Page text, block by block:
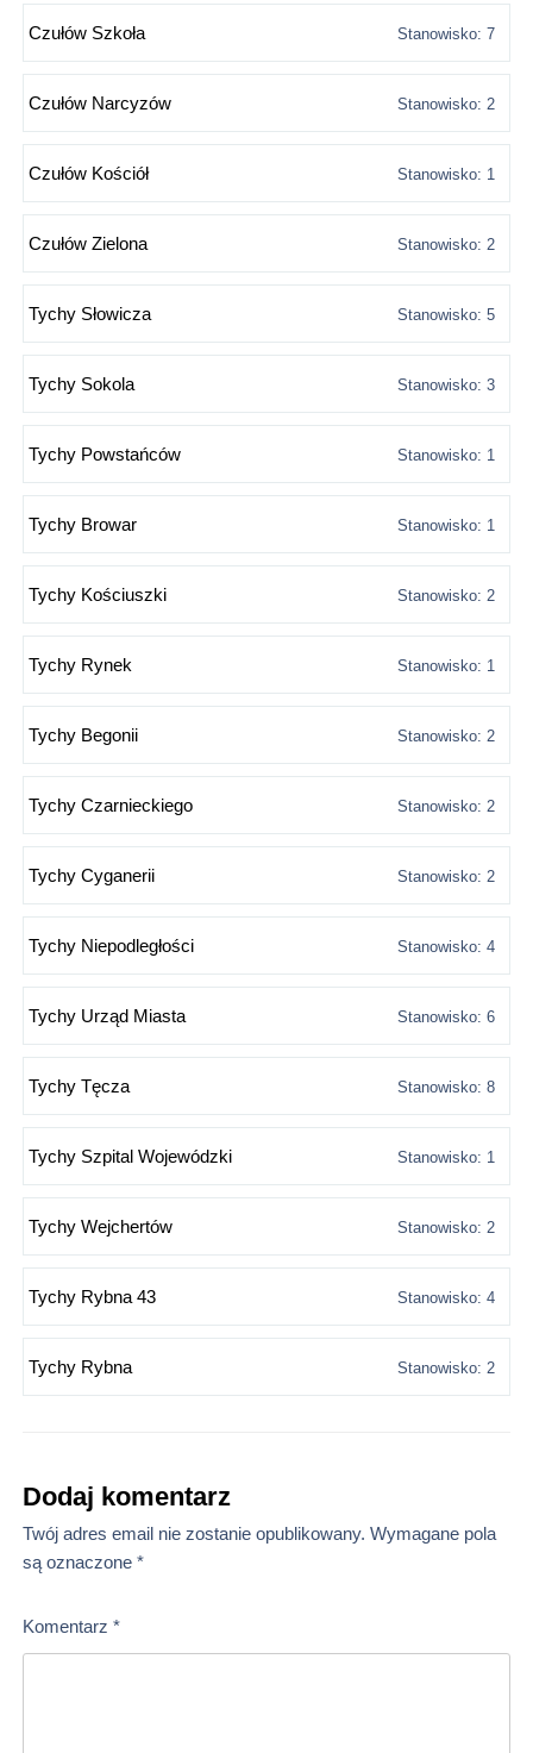
Czułów Szkoła Stanowisko: 7
Czułów Narcyzów Stanowisko: 2
Czułów Kościół Stanowisko: 1
Czułów Zielona Stanowisko: 2
Tychy Słowicza Stanowisko: 5
Tychy Sokola Stanowisko: 3
Tychy Powstańców Stanowisko: 1
Tychy Browar Stanowisko: 1
Tychy Kościuszki Stanowisko: 2
Tychy Rynek Stanowisko: 1
Tychy Begonii Stanowisko: 2
Tychy Czarnieckiego Stanowisko: 2
Tychy Cyganerii Stanowisko: 2
Tychy Niepodległości Stanowisko: 4
Tychy Urząd Miasta Stanowisko: 6
Tychy Tęcza Stanowisko: 8
Tychy Szpital Wojewódzki Stanowisko: 1
Tychy Wejchertów Stanowisko: 2
Tychy Rybna 43 Stanowisko: 4
Tychy Rybna Stanowisko: 2
Dodaj komentarz
Twój adres email nie zostanie opublikowany. Wymagane pola
są oznaczone *
Komentarz *